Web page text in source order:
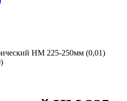
НМ 225-250мм (0,01)